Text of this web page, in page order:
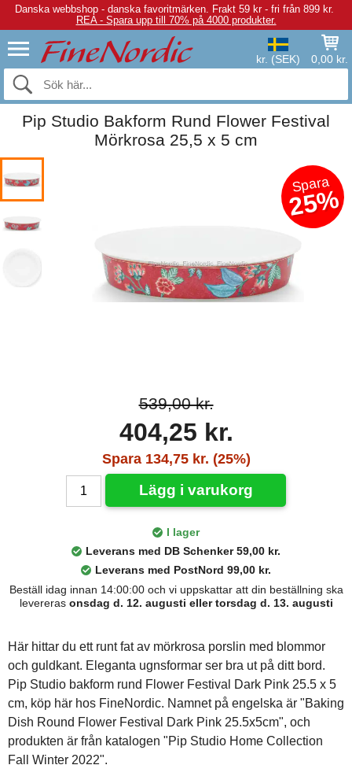
Danska webbshop - danska favoritmärken. Frakt 59 kr - fri från 899 kr.
REA - Spara upp till 70% på 4000 produkter.
kr. (SEK) 0,00 kr.
Pip Studio Bakform Rund Flower Festival
Mörkrosa 25,5 x 5 cm
Spara
25%
539,00 kr.
404,25 kr.
Spara 134,75 kr. (25%)
Lägg i varukorg
I lager
Leverans med DB Schenker 59,00 kr.
Leverans med PostNord 99,00 kr.
Beställ idag innan 14:00:00 och vi uppskattar att din beställning ska
levereras onsdag d. 12. augusti eller torsdag d. 13. augusti
Här hittar du ett runt fat av mörkrosa porslin med blommor
och guldkant. Eleganta ugnsformar ser bra ut på ditt bord.
Pip Studio bakform rund Flower Festival Dark Pink 25.5 x 5
cm, köp här hos FineNordic. Namnet på engelska är "Baking
Dish Round Flower Festival Dark Pink 25.5x5cm", och
produkten är från katalogen "Pip Studio Home Collection
Fall Winter 2022".